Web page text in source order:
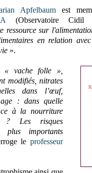
Apfelbaum est
(Observatoire Cidil
ressource sur
en relation
».
« vache folle »,
modifiés, nitrates
dans l’œuf,
: dans quelle
à la nourriture
? Les risques
plus importants
leprofesseur